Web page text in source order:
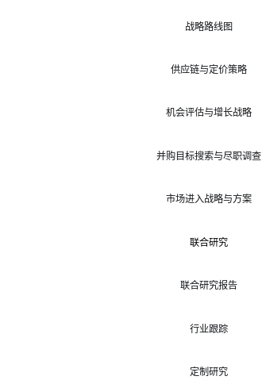
战略路线图
供应链与定价策略
机会评估与增长战略
并购目标搜索与尽职调查
市场进入战略与方案
联合研究
联合研究报告
行业跟踪
定制研究